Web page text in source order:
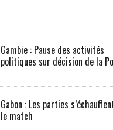
Gambie : Pause des activités
politiques sur décision de la
Gabon : Les parties
le match